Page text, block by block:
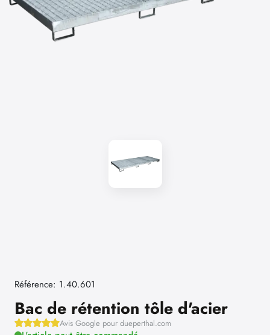
Référence: 1.40.601
Bac de rétention tôle d'acier
Avis Google pour dueperthal.com